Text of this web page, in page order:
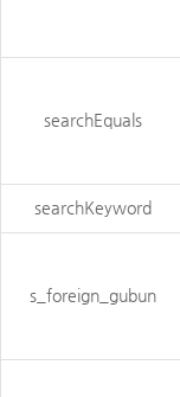
searchEquals
searchKeyword
s_foreign_gubun